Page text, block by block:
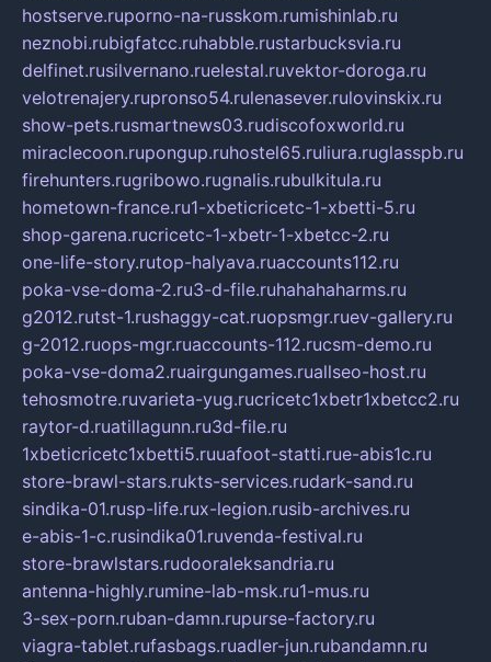
hostserve.ruporno-na-russkom.rumishinlab.ru
neznobi.rubigfatcc.ruhabble.rustarbucksvia.ru
delfinet.rusilvernano.ruelestal.ruvektor-doroga.ru
velotrenajery.rupronso54.rulenasever.rulovinskix.ru
show-pets.rusmartnews03.rudiscofoxworld.ru
miraclecoon.rupongup.ruhostel65.ruliura.ruglasspb.ru
firehunters.rugribowo.rugnalis.rubulkitula.ru
hometown-france.ru1-xbeticricetc-1-xbetti-5.ru
shop-garena.rucricetc-1-xbetr-1-xbetcc-2.ru
one-life-story.rutop-halyava.ruaccounts112.ru
poka-vse-doma-2.ru3-d-file.ruhahahaharms.ru
g2012.rutst-1.rushaggy-cat.ruopsmgr.ruev-gallery.ru
g-2012.ruops-mgr.ruaccounts-112.rucsm-demo.ru
poka-vse-doma2.ruairgungames.ruallseo-host.ru
tehosmotre.ruvarieta-yug.rucricetc1xbetr1xbetcc2.ru
raytor-d.ruatillagunn.ru3d-file.ru
1xbeticricetc1xbetti5.ruuafoot-statti.rue-abis1c.ru
store-brawl-stars.rukts-services.rudark-sand.ru
sindika-01.rusp-life.rux-legion.rusib-archives.ru
e-abis-1-c.rusindika01.ruvenda-festival.ru
store-brawlstars.rudooraleksandria.ru
antenna-highly.rumine-lab-msk.ru1-mus.ru
3-sex-porn.ruban-damn.rupurse-factory.ru
viagra-tablet.rufasbags.ruadler-jun.rubandamn.ru